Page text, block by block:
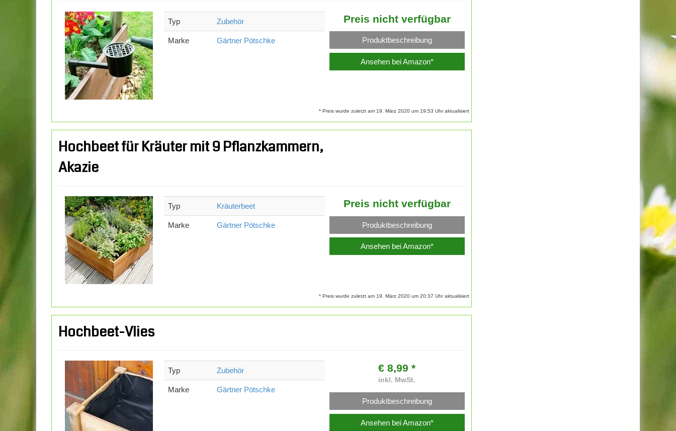
Typ Zubehör
Marke Gärtner Pötschke
Preis nicht verfügbar
Produktbeschreibung
Ansehen bei Amazon*
* Preis wurde zuletzt am 19. März 2020 um 19:53 Uhr aktualisiert
Hochbeet für Kräuter mit 9 Pflanzkammern,
Akazie
Typ Kräuterbeet
Marke Gärtner Pötschke
Preis nicht verfügbar
Produktbeschreibung
Ansehen bei Amazon*
* Preis wurde zuletzt am 19. März 2020 um 20:37 Uhr aktualisiert
Hochbeet-Vlies
Typ Zubehör
Marke Gärtner Pötschke
€ 8,99 *
inkl. MwSt.
Produktbeschreibung
Ansehen bei Amazon*